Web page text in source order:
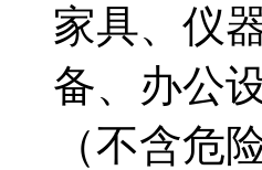
家具、仪
备、办公
（不含危